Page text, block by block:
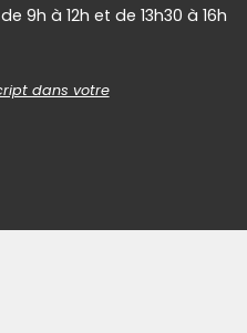
9h à 12h et de 13h30 à 16h
dans votre